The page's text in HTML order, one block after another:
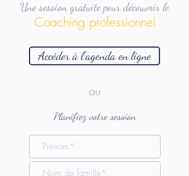
Une session gratuite pour découvrir le
Coaching professionnel
Accéder à l'agenda en ligne
ou
Planifiez votre session